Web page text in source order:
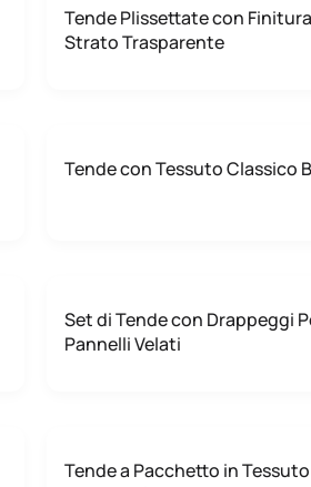
Tende Plissettate con
Strato Trasparente
Tende con Tessuto Classico
Set di Tende con Drappeggi
Pannelli Velati
Tende a Pacchetto in